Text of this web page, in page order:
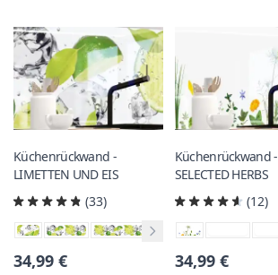
Küchenrückwand -
LIMETTEN UND EIS
(33)
34,99 €
Küchenrückwand -
SELECTED HERBS
(12)
34,99 €